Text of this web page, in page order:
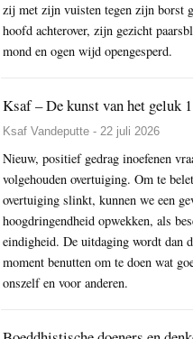
zij met zijn vuisten tegen zijn borst
hoofd achterover, zijn gezicht
mond en ogen wijd opengesperd.
Ksaf – De kunst van het geluk 1
Ksaf Vandeputte - 22 juli 2026
Nieuw, positief gedrag inoefenen
volgehouden overtuiging. Om te
overtuiging slinkt, kunnen we een
hoogdringendheid opwekken, als
eindigheid. De uitdaging wordt dan
moment benutten om te doen wat
onszelf en voor anderen.